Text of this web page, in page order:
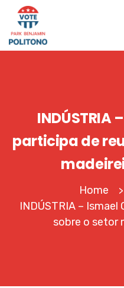
INDÚSTRIA
participa de
Home >
INDÚSTRIA –
sobre o setor